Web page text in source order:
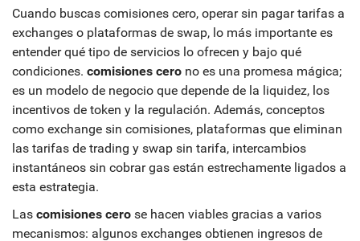
Cuando buscas comisiones cero, operar sin pagar tarifas a
exchanges o plataformas de swap, lo más importante es
entender qué tipo de servicios lo ofrecen y bajo qué
condiciones. comisiones cero no es una promesa mágica;
es un modelo de negocio que depende de la liquidez, los
incentivos de token y la regulación. Además, conceptos
como exchange sin comisiones, plataformas que eliminan
las tarifas de trading y swap sin tarifa, intercambios
instantáneos sin cobrar gas están estrechamente ligados a
esta estrategia.
Las comisiones cero se hacen viables gracias a varios
mecanismos: algunos exchanges obtienen ingresos de